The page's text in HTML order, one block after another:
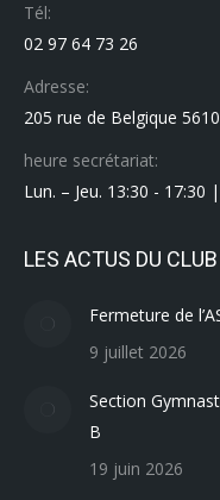
Tél:
02 97 64 73 26
Adresse:
205 rue de Belgique
heure secrétariat:
Lun. – Jeu. 13:30 - 17:30
LES ACTUS DU CLUB
Fermeture de
9 juillet 2026
Section
B
19 juin 2026